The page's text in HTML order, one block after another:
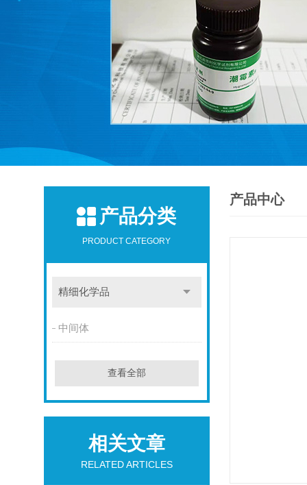
产品分类
PRODUCT CATEGORY
精细化学品
中间体
查看全部
相关文章
RELATED ARTICLES
产品中心